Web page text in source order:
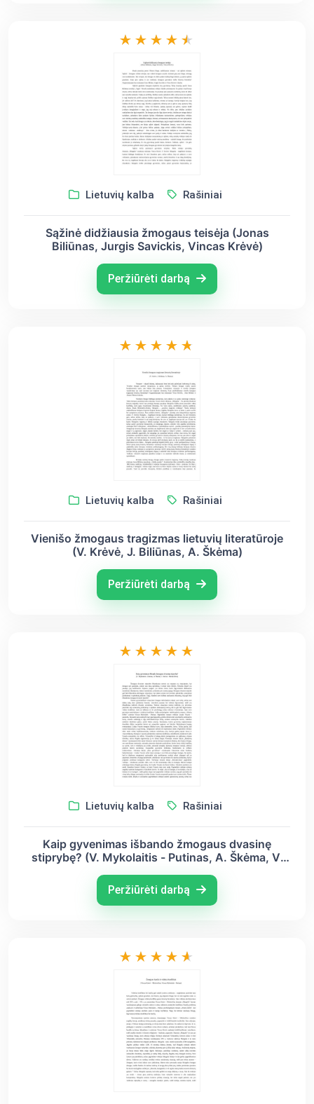
Lietuvių kalba Rašiniai
Sąžinė didžiausia žmogaus teisėja (Jonas
Biliūnas, Jurgis Savickis, Vincas Krėvė)
Peržiūrėti darbą
Lietuvių kalba Rašiniai
Vienišo žmogaus tragizmas lietuvių literatūroje
(V. Krėvė, J. Biliūnas, A. Škėma)
Peržiūrėti darbą
Lietuvių kalba Rašiniai
Kaip gyvenimas išbando žmogaus dvasinę
stiprybę? (V. Mykolaitis - Putinas, A. Škėma, V.
Peržiūrėti darbą